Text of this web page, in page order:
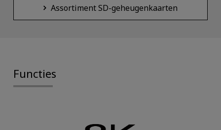
Assortiment SD-geheugenkaarten
Functies